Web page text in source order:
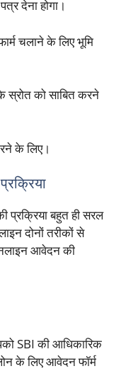
देना होगा।
चलाने के लिए भूमि
को साबित करने
के लिए।
बहुत ही सरल
दोनों तरीकों से
आवेदन की
SBI की आधिकारिक
के लिए आवेदन फॉर्म